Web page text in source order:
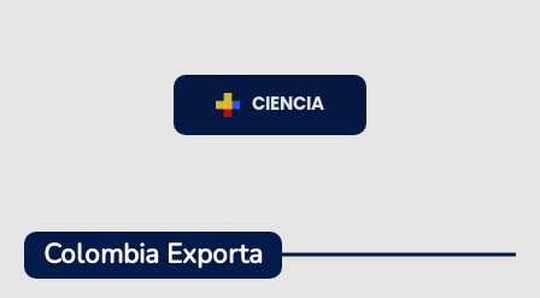
CIENCIA
Colombia Exporta